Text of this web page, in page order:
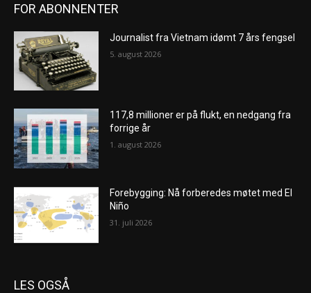
FOR ABONNENTER
Journalist fra Vietnam idømt 7 års fengsel
5. august 2026
117,8 millioner er på flukt, en nedgang fra
forrige år
1. august 2026
Forebygging: Nå forberedes møtet med El
Niño
31. juli 2026
LES OGSÅ